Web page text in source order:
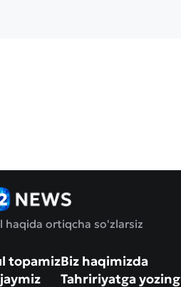
haqida ortiqcha so'zlarsiz
topamizBiz haqimizda
Tahririyatga yozing